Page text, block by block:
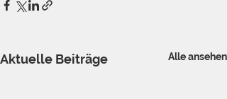
Aktuelle Beiträge Alle ansehen